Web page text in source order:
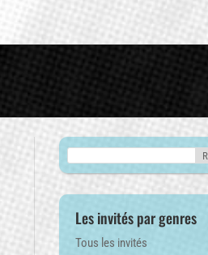
Les invités par genres
Tous les invités